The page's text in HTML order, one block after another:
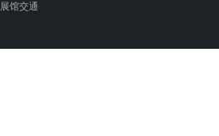
展馆交通